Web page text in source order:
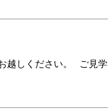
越しください。 ご